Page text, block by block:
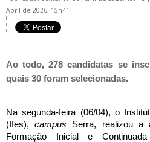
Abril de 2026, 15h41
Ao todo, 278 candidatas se
quais 30 foram selecionadas.
Na segunda-feira (06/04), o
(Ifes),campus Serra, realizou a
Formação Inicial e